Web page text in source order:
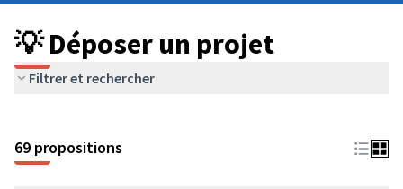
💡 Déposer un projet
Filtrer et rechercher
69 propositions